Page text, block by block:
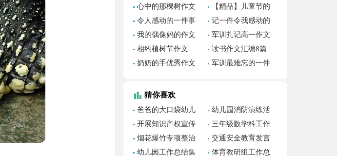
作文700字三篇
篇
心中的那棵树作文
【精品】儿童节的
作文700字五篇
令人感动的一件事
作文(合集15篇)
记一件令我感动的
事作文4篇
我的偶像妈的作文
500字锦集七篇
军训扎记高一作文
相约植树节作文
读书作文汇编8篇
奶奶的手优秀作文
军训最难忘的一件
猜你喜欢
爸爸的大口袋幼儿
园语言教案
幼儿园消防演练活
动总结(汇编15篇)
开展知识产权宣传
周活动总结
三年级数学科工作
总结
烟花爆竹专项整治
工作总结
交通安全教育发言
稿通用15篇
幼儿园工作总结集
体育教研组工作总